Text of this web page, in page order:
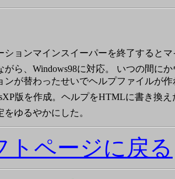
ションマインスイーパーを終了すると
がら、Windows98に対応。 いつの間に
ンが替わったせいでヘルプファイルが
版を作成。ヘルプをHTMLに書き換え
をゆるやかにした。
トページに戻る